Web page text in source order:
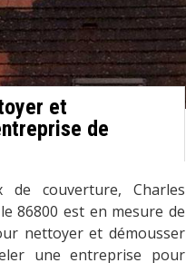
et
de
couverture, Charles
86800 est en mesure de
nettoyer et démousser
une entreprise pour